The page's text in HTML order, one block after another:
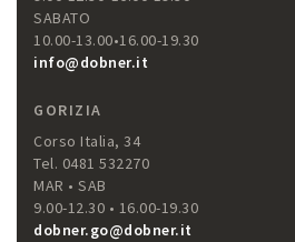
SABATO
10.00-13.00•16.00-19.30
info@dobner.it
GORIZIA
Corso Italia, 34
Tel. 0481 532270
MAR • SAB
9.00-12.30 • 16.00-19.30
dobner.go@dobner.it